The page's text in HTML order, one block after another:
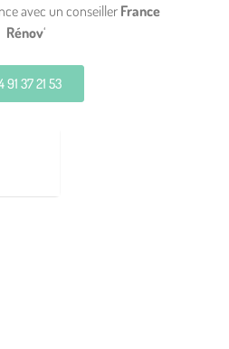
avec un conseiller France
Rénov‘
91 37 21 53